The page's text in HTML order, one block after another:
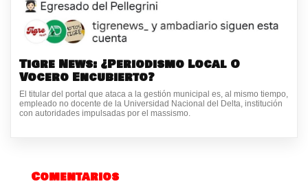
Tigre News: ¿Periodismo Local O
Vocero Encubierto?
El titular del portal que ataca a la gestión municipal es, al mismo tiempo,
empleado no docente de la Universidad Nacional del Delta, institución
con autoridades impulsadas por el massismo.
Comentarios